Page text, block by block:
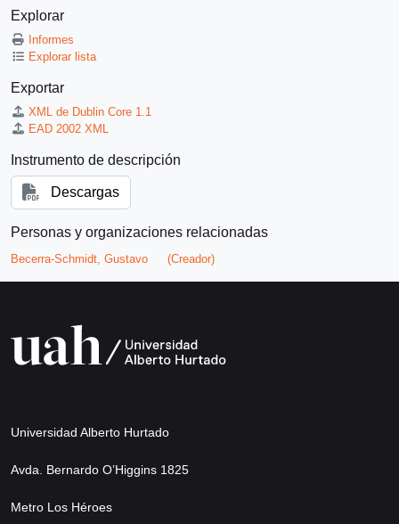
Explorar
Informes
Explorar lista
Exportar
XML de Dublin Core 1.1
EAD 2002 XML
Instrumento de descripción
Descargas
Personas y organizaciones relacionadas
Becerra-Schmidt, Gustavo (Creador)
Universidad Alberto Hurtado
Avda. Bernardo O’Higgins 1825
Metro Los Héroes